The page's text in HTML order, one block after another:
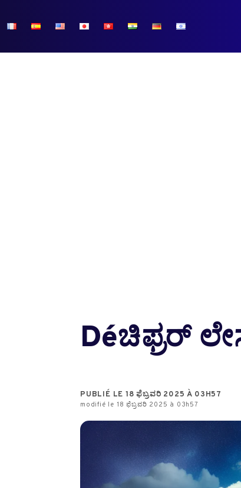
Déಚಿಫ್ರರ್
PUBLIÉ LE 18 ಫೆಬ್ರವರಿ 2025 À 03H57
modifié le 18 ಫೆಬ್ರವರಿ 2025 à 03h57